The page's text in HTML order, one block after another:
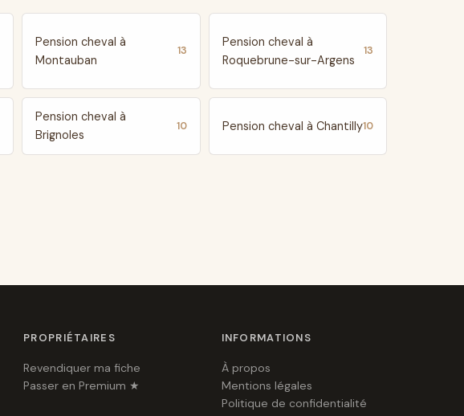
Pension cheval à
Montauban
13
Pension cheval à
Roquebrune-sur-Argens
13
Pension cheval à
Brignoles
10 Pension cheval à Chantilly10
PROPRIÉTAIRES
Revendiquer ma fiche
Passer en Premium ★
INFORMATIONS
À propos
Mentions légales
Politique de confidentialité